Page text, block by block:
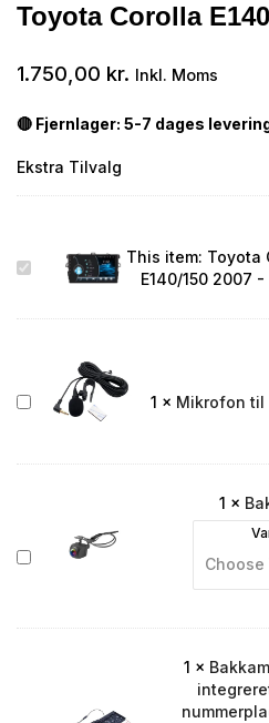
Toyota Corolla
1.750,00 kr. Inkl. Moms
🔴 Fjernlager: 5-7 dages
Ekstra Tilvalg
Toyota
Corolla
This item: Toyota
E140/150 2007 -
Mikrofon
1 × Mikrofon til
Bakkamera
1 ×
1 ×